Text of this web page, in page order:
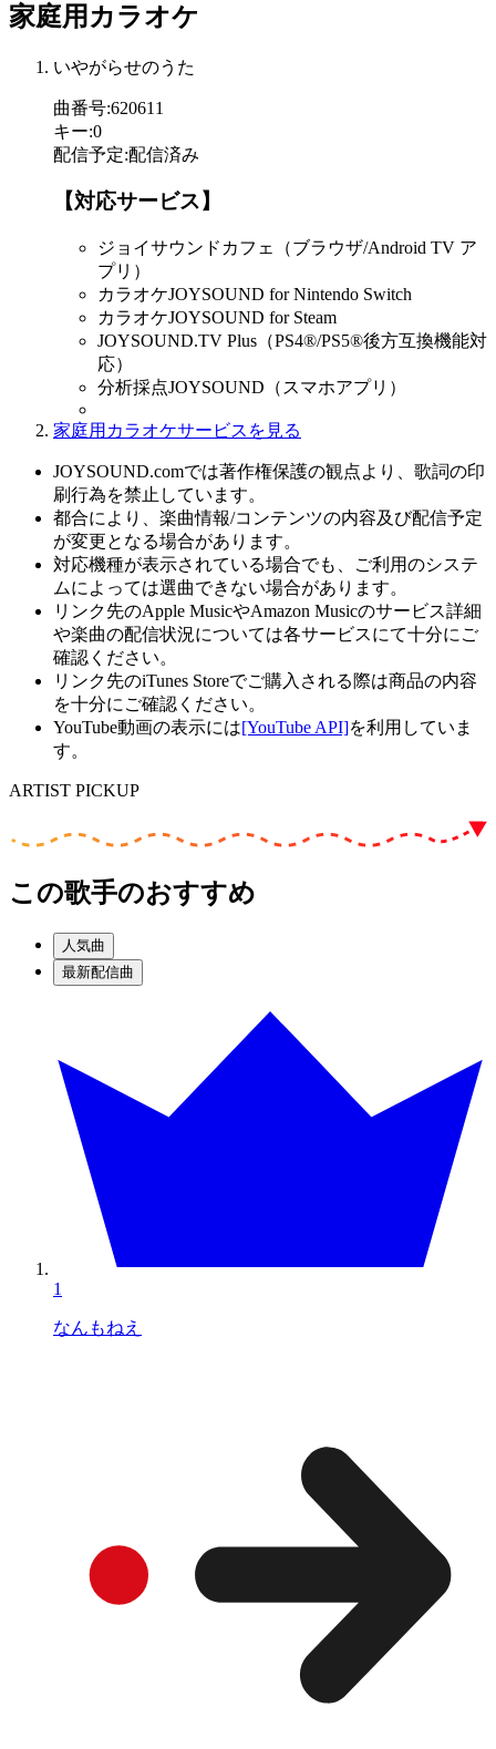
家庭用カラオケ
いやがらせのうた
曲番号:620611
キー:0
配信予定:配信済み
【対応サービス】
ジョイサウンドカフェ（ブラウザ/Android TV ア
プリ）
カラオケJOYSOUND for Nintendo Switch
カラオケJOYSOUND for Steam
JOYSOUND.TV Plus（PS4®/PS5®後方互換機能対
応）
分析採点JOYSOUND（スマホアプリ）
家庭用カラオケサービスを見る
JOYSOUND.comでは著作権保護の観点より、歌詞の印
刷行為を禁止しています。
都合により、楽曲情報/コンテンツの内容及び配信予定
が変更となる場合があります。
対応機種が表示されている場合でも、ご利用のシステ
ムによっては選曲できない場合があります。
リンク先のApple MusicやAmazon Musicのサービス詳細
や楽曲の配信状況については各サービスにて十分にご
確認ください。
リンク先のiTunes Storeでご購入される際は商品の内容
を十分にご確認ください。
YouTube動画の表示には[YouTube API]を利用していま
す。
ARTIST PICKUP
この歌手のおすすめ
人気曲
最新配信曲
1
なんもねえ